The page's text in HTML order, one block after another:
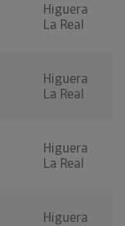
Higuera
La Real
Higuera
La Real
Higuera
La Real
Higuera